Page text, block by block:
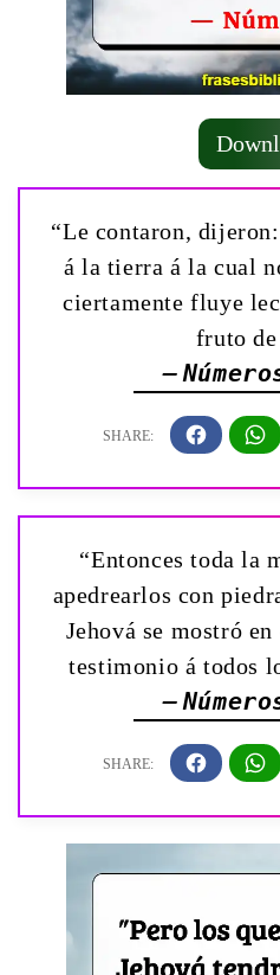
“Le contaron,
á la tierra á la cual
ciertamente fluye
fruto
—
“Entonces toda la
apedrearlos con
Jehová se mostró
testimonio á todos
—